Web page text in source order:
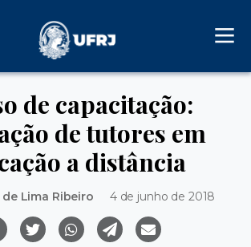
de capacitação:
de tutores em
a distância
Lima Ribeiro 4 de junho de 2018